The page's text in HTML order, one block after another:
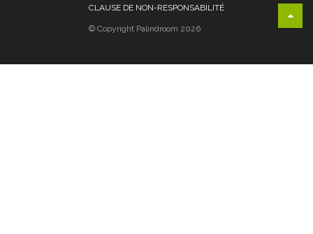
CLAUSE DE NON-RESPONSABILITÉ
© Copyright Palindroom 2026